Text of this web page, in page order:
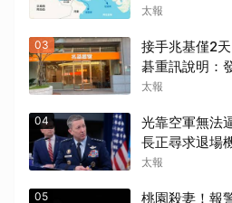
太報
03
接手兆基僅2
碁重訊說明：
太報
04
光靠空軍無法
長正尋求退場
太報
05 桃園殺妻！報